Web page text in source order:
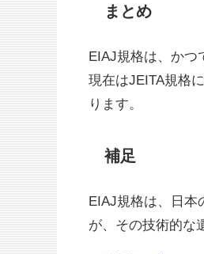
まとめ
EIAJ規格は、かつ
現在はJEITA規格
ります。
補足
EIAJ規格は、日本
が、その技術的な